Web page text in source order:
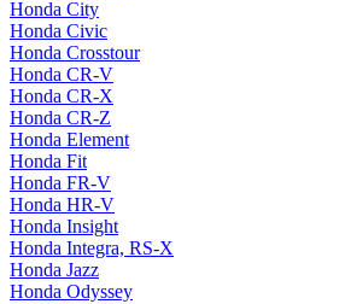
Honda City
Honda Civic
Honda Crosstour
Honda CR-V
Honda CR-X
Honda CR-Z
Honda Element
Honda Fit
Honda FR-V
Honda HR-V
Honda Insight
Honda Integra, RS-X
Honda Jazz
Honda Odyssey